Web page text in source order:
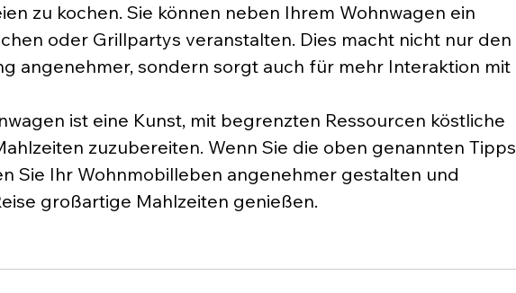
zu kochen. Sie können neben Ihrem Wohnwagen ein
oder Grillpartys veranstalten. Dies macht nicht nur den
angenehmer, sondern sorgt auch für mehr Interaktion mit
ist eine Kunst, mit begrenzten Ressourcen köstliche
zuzubereiten. Wenn Sie die oben genannten Tipps
Sie Ihr Wohnmobilleben angenehmer gestalten und
großartige Mahlzeiten genießen.